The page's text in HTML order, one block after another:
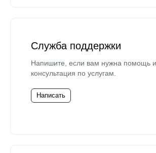
Служба поддержки
Напишите, если вам нужна помощь
консультация по услугам.
Написать